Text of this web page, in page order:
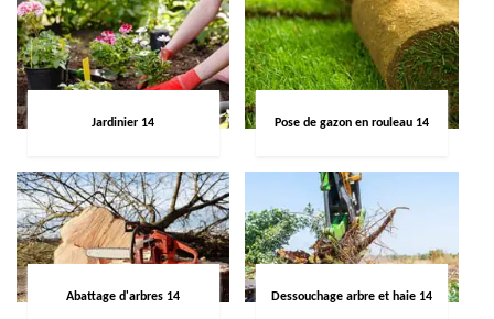
Jardinier 14 Pose de gazon en rouleau 14
Abattage d'arbres 14 Dessouchage arbre et haie 14